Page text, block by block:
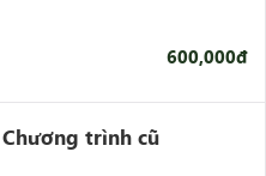
600,000đ
trình cũ